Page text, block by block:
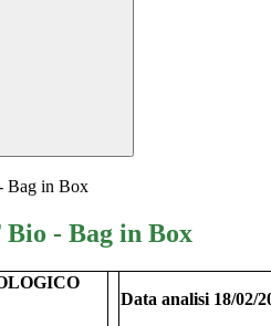
Bag in Box
- Bag in Box
Data analisi 18/02/